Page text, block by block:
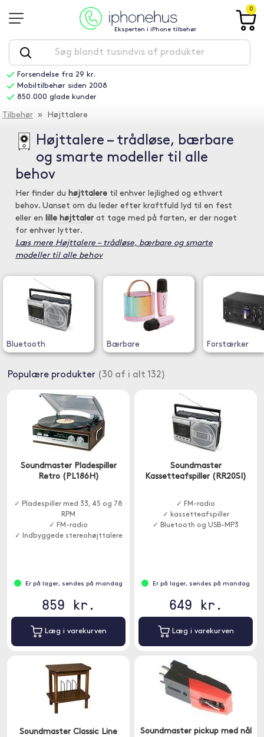
Eksperten i iPhone tilbehør
0
Forsendelse fra 29 kr.
Mobiltilbehør siden 2008
850.000 glade kunder
Tilbehør » Højttalere
Højttalere – trådløse, bærbare
og smarte modeller til alle
behov
Her finder du højttalere til enhver lejlighed og ethvert
behov. Uanset om du leder efter kraftfuld lyd til en fest
eller en lille højttaler at tage med på farten, er der noget
for enhver lytter.
Læs mere Højttalere – trådløse, bærbare og smarte
modeller til alle behov
Bluetooth Bærbare Forstærker
Populære produkter (30 af i alt 132)
Soundmaster Pladespiller
Retro (PL186H)
✓ Pladespiller med 33, 45 og 78
RPM
✓ FM-radio
✓ Indbyggede stereohøjttalere
Er på lager, sendes på mandag
859 kr.
Læg i varekurven
Soundmaster
Kassetteafspiller (RR20SI)
✓ FM-radio
✓ kassetteafspiller
✓ Bluetooth og USB-MP3
Er på lager, sendes på mandag
649 kr.
Læg i varekurven
Soundmaster Classic Line
Soundmaster pickup med nål